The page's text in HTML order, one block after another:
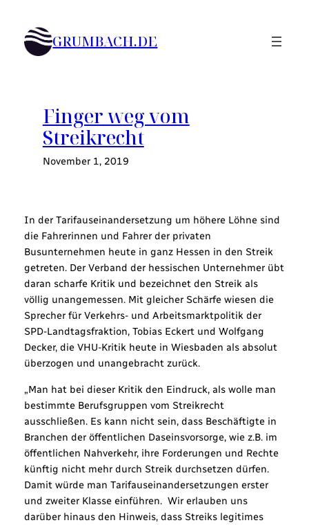
Inhalt
springen GRUMBACH.DE
Finger weg vom
Streikrecht
November 1, 2019
In der Tarifauseinandersetzung um höhere Löhne sind
die Fahrerinnen und Fahrer der privaten
Busunternehmen heute in ganz Hessen in den Streik
getreten. Der Verband der hessischen Unternehmer übt
daran scharfe Kritik und bezeichnet den Streik als
völlig unangemessen. Mit gleicher Schärfe wiesen die
Sprecher für Verkehrs- und Arbeitsmarktpolitik der
SPD-Landtagsfraktion, Tobias Eckert und Wolfgang
Decker, die VHU-Kritik heute in Wiesbaden als absolut
überzogen und unangebracht zurück.
„Man hat bei dieser Kritik den Eindruck, als wolle man
bestimmte Berufsgruppen vom Streikrecht
ausschließen. Es kann nicht sein, dass Beschäftigte in
Branchen der öffentlichen Daseinsvorsorge, wie z.B. im
öffentlichen Nahverkehr, ihre Forderungen und Rechte
künftig nicht mehr durch Streik durchsetzen dürfen.
Damit würde man Tarifauseinandersetzungen erster
und zweiter Klasse einführen. Wir erlauben uns
darüber hinaus den Hinweis, dass Streiks legitimes